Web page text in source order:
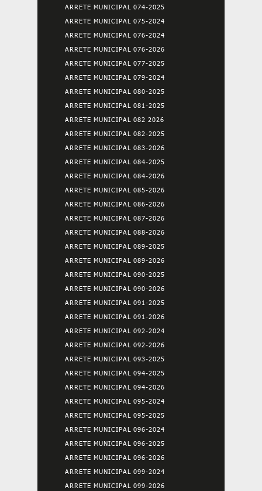
ARRETE MUNICIPAL 074-2025
ARRETE MUNICIPAL 075-2024
ARRETE MUNICIPAL 076-2024
ARRETE MUNICIPAL 076-2026
ARRETE MUNICIPAL 077-2025
ARRETE MUNICIPAL 079-2024
ARRETE MUNICIPAL 080-2025
ARRETE MUNICIPAL 081-2025
ARRETE MUNICIPAL 082 2026
ARRETE MUNICIPAL 082-2025
ARRETE MUNICIPAL 083-2026
ARRETE MUNICIPAL 084-2025
ARRETE MUNICIPAL 084-2026
ARRETE MUNICIPAL 085-2026
ARRETE MUNICIPAL 086-2026
ARRETE MUNICIPAL 087-2026
ARRETE MUNICIPAL 088-2026
ARRETE MUNICIPAL 089-2025
ARRETE MUNICIPAL 089-2026
ARRETE MUNICIPAL 090-2025
ARRETE MUNICIPAL 090-2026
ARRETE MUNICIPAL 091-2025
ARRETE MUNICIPAL 091-2026
ARRETE MUNICIPAL 092-2024
ARRETE MUNICIPAL 092-2026
ARRETE MUNICIPAL 093-2025
ARRETE MUNICIPAL 094-2025
ARRETE MUNICIPAL 094-2026
ARRETE MUNICIPAL 095-2024
ARRETE MUNICIPAL 095-2025
ARRETE MUNICIPAL 096-2024
ARRETE MUNICIPAL 096-2025
ARRETE MUNICIPAL 096-2026
ARRETE MUNICIPAL 099-2024
ARRETE MUNICIPAL 099-2026